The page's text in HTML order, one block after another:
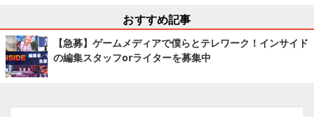
おすすめ記事
【急募】ゲームメディアで僕らとテレワーク！インサイド
の編集スタッフorライターを募集中